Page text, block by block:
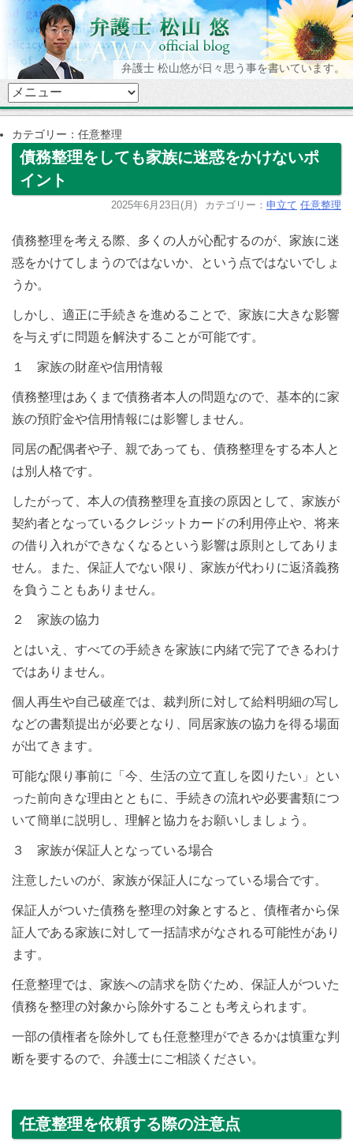
弁護士 松山悠が日々思う事を書いています。
カテゴリー：任意整理
債務整理をしても家族に迷惑をかけないポ
イント
2025年6月23日(月) カテゴリー： 申立て 任意整理
債務整理を考える際、多くの人が心配するのが、家族に迷
惑をかけてしまうのではないか、という点ではないでしょ
うか。
しかし、適正に手続きを進めることで、家族に大きな影響
を与えずに問題を解決することが可能です。
１ 家族の財産や信用情報
債務整理はあくまで債務者本人の問題なので、基本的に家
族の預貯金や信用情報には影響しません。
同居の配偶者や子、親であっても、債務整理をする本人と
は別人格です。
したがって、本人の債務整理を直接の原因として、家族が
契約者となっているクレジットカードの利用停止や、将来
の借り入れができなくなるという影響は原則としてありま
せん。また、保証人でない限り、家族が代わりに返済義務
を負うこともありません。
２ 家族の協力
とはいえ、すべての手続きを家族に内緒で完了できるわけ
ではありません。
個人再生や自己破産では、裁判所に対して給料明細の写し
などの書類提出が必要となり、同居家族の協力を得る場面
が出てきます。
可能な限り事前に「今、生活の立て直しを図りたい」とい
った前向きな理由とともに、手続きの流れや必要書類につ
いて簡単に説明し、理解と協力をお願いしましょう。
３ 家族が保証人となっている場合
注意したいのが、家族が保証人になっている場合です。
保証人がついた債務を整理の対象とすると、債権者から保
証人である家族に対して一括請求がなされる可能性があり
ます。
任意整理では、家族への請求を防ぐため、保証人がついた
債務を整理の対象から除外することも考えられます。
一部の債権者を除外しても任意整理ができるかは慎重な判
断を要するので、弁護士にご相談ください。
任意整理を依頼する際の注意点